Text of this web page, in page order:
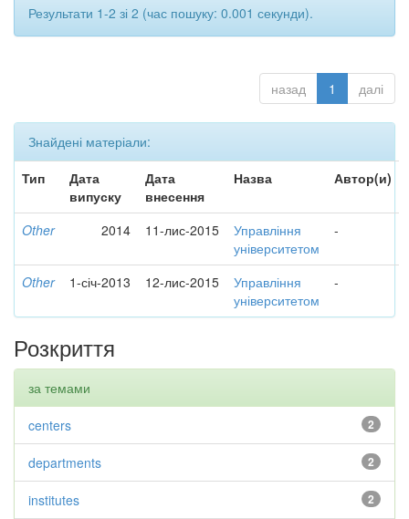
Результати 1-2 зі 2 (час пошуку: 0.001 секунди).
назад 1 далі
Знайдені матеріали:
Тип
Дата
випуску
Дата
внесення
Назва Автор(и)
Other 2014 11-лис-2015
Управління
університетом
-
Other 1-січ-2013 12-лис-2015
Управління
університетом
-
Розкриття
за темами
2
centers
2
departments
2
institutes